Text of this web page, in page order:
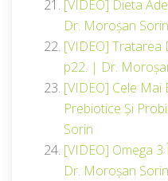
[VIDEO] Dieta
Dr. Moroșan Sorin
[VIDEO] Tratarea
p22. | Dr.
[VIDEO] Cele Mai
Prebiotice Și
Sorin
[VIDEO] Omega
Dr. Moroșan Sorin